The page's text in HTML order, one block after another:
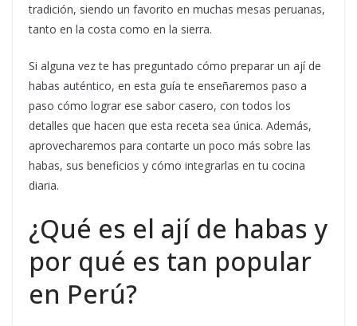
tradición, siendo un favorito en muchas mesas peruanas,
tanto en la costa como en la sierra.
Si alguna vez te has preguntado cómo preparar un ají de
habas auténtico, en esta guía te enseñaremos paso a
paso cómo lograr ese sabor casero, con todos los
detalles que hacen que esta receta sea única. Además,
aprovecharemos para contarte un poco más sobre las
habas, sus beneficios y cómo integrarlas en tu cocina
diaria.
¿Qué es el ají de habas y
por qué es tan popular
en Perú?